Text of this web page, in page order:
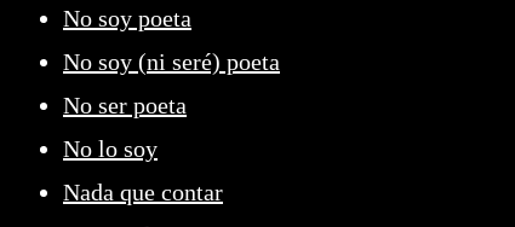
No soy poeta
No soy (ni seré) poeta
No ser poeta
No lo soy
Nada que contar